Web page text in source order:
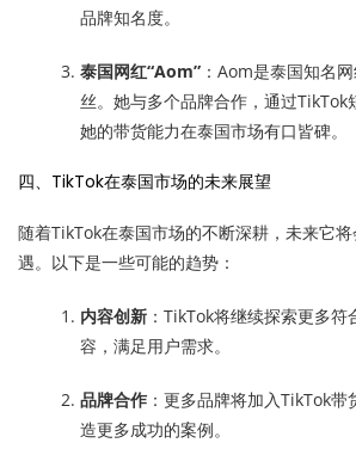
品牌知名度。
泰国网红“Aom” ：Aom是泰国知名
丝。她与多个品牌合作，通过TikTok
她的带货能力在泰国市场有口皆碑。
四、TikTok在泰国市场的未来展望
随着TikTok在泰国市场的不断深耕，未来它
遇。以下是一些可能的趋势：
内容创新 ：TikTok将继续探索更多
容，满足用户需求。
品牌合作 ：更多品牌将加入TikTok
造更多成功的案例。